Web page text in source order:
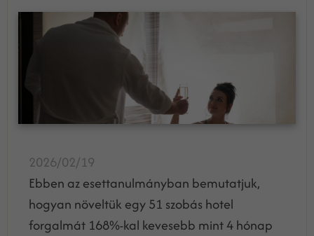
2026/02/19
Ebben az esettanulmányban bemutatjuk,
hogyan növeltük egy 51 szobás hotel
forgalmát 168%-kal kevesebb mint 4 hónap